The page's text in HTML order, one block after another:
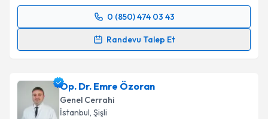
Takvim Talebini Gönder
0 (850) 474 03 43
Randevu Talep Et
Randevu Takvimi Talebi
takvim hazırlandığında e-posta ile bilgilendireceğiz.
E-posta Adresiniz
Op. Dr. Emre Özoran
Genel Cerrahi
İstanbul, Şişli